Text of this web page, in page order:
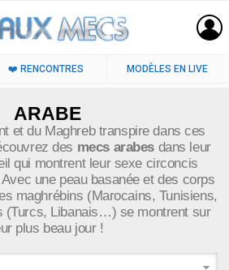
❤️ RENCONTRES MODÈLES EN LIVE
ARABE
et du Maghreb transpire dans ces
des mecs arabesdans leur
qui montrent leur sexe circoncis
une peau basanée et des corps
maghrébins (Marocains, Tunisiens,
(Turcs, Libanais…) se montrent sur
plus beau jour !